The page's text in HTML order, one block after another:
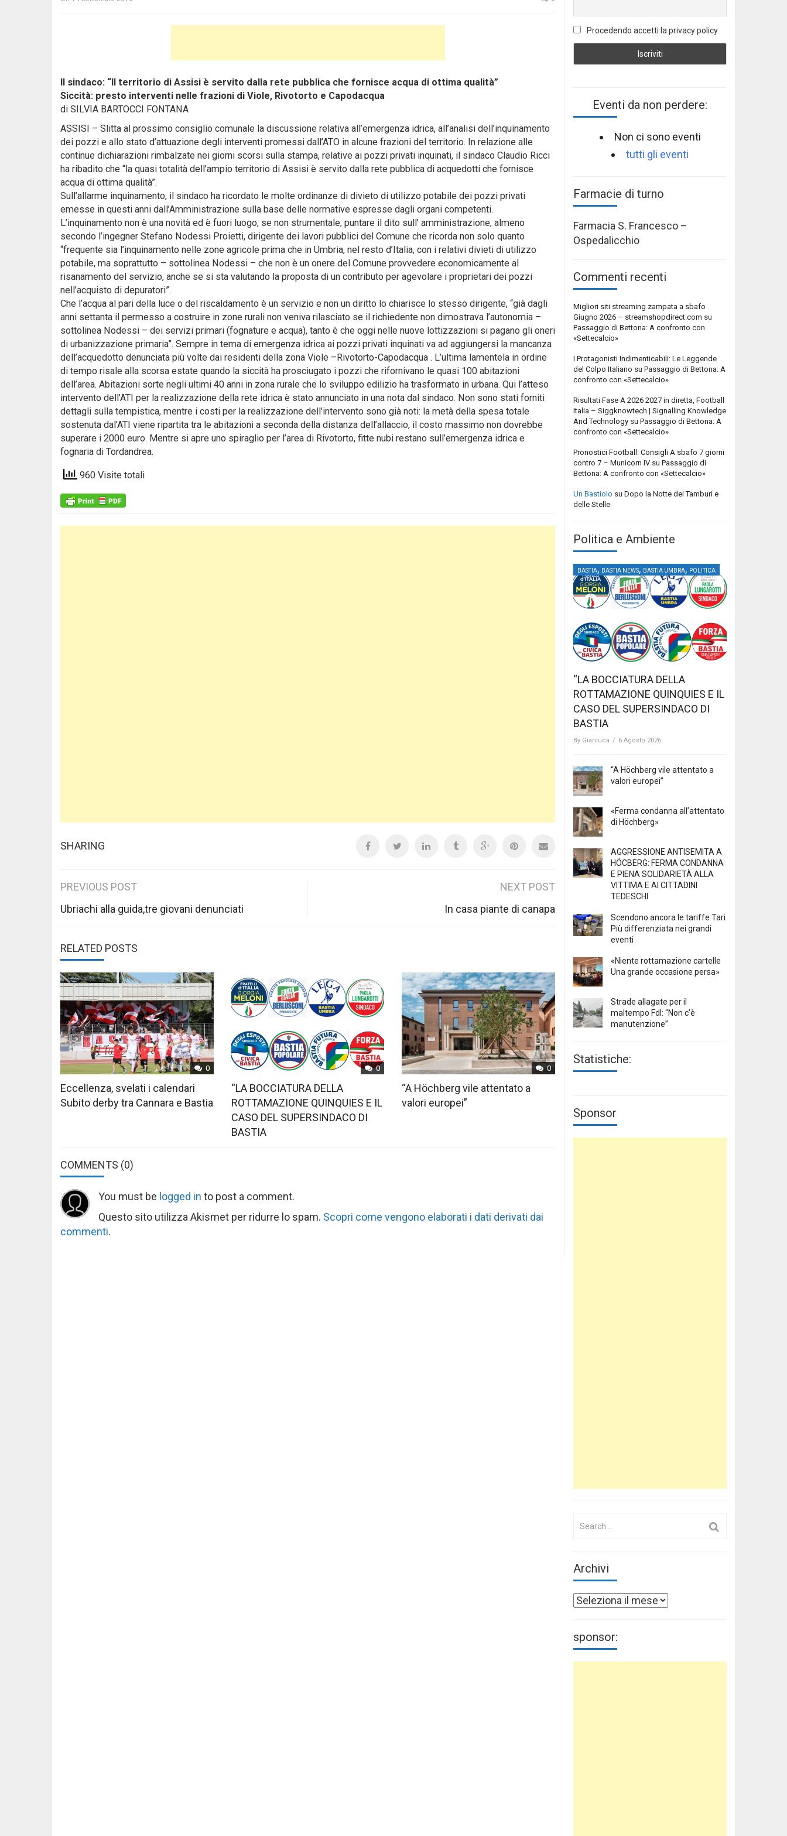
Il sindaco: “Il territorio di Assisi è servito dalla rete pubblica che fornisce acqua di ottima qualità”
Siccità: presto interventi nelle frazioni di Viole, Rivotorto e Capodacqua
di SILVIA BARTOCCI FONTANA
ASSISI – Slitta al prossimo consiglio comunale la discussione relativa all’emergenza idrica, all’analisi dell’inquinamento
dei pozzi e allo stato d’attuazione degli interventi promessi dall’ATO in alcune frazioni del territorio. In relazione alle
continue dichiarazioni rimbalzate nei giorni scorsi sulla stampa, relative ai pozzi privati inquinati, il sindaco Claudio Ricci
ha ribadito che “la quasi totalità dell’ampio territorio di Assisi è servito dalla rete pubblica di acquedotti che fornisce
acqua di ottima qualità”.
Sull’allarme inquinamento, il sindaco ha ricordato le molte ordinanze di divieto di utilizzo potabile dei pozzi privati
emesse in questi anni dall’Amministrazione sulla base delle normative espresse dagli organi competenti.
L’inquinamento non è una novità ed è fuori luogo, se non strumentale, puntare il dito sull’ amministrazione, almeno
secondo l’ingegner Stefano Nodessi Proietti, dirigente dei lavori pubblici del Comune che ricorda non solo quanto
“frequente sia l’inquinamento nelle zone agricole prima che in Umbria, nel resto d’Italia, con i relativi divieti di utilizzo
potabile, ma soprattutto – sottolinea Nodessi – che non è un onere del Comune provvedere economicamente al
risanamento del servizio, anche se si sta valutando la proposta di un contributo per agevolare i proprietari dei pozzi
nell’acquisto di depuratori”.
Che l’acqua al pari della luce o del riscaldamento è un servizio e non un diritto lo chiarisce lo stesso dirigente, “già dagli
anni settanta il permesso a costruire in zone rurali non veniva rilasciato se il richiedente non dimostrava l’autonomia –
sottolinea Nodessi – dei servizi primari (fognature e acqua), tanto è che oggi nelle nuove lottizzazioni si pagano gli oneri
di urbanizzazione primaria”. Sempre in tema di emergenza idrica ai pozzi privati inquinati va ad aggiungersi la mancanza
dell’acquedotto denunciata più volte dai residenti della zona Viole –Rivotorto-Capodacqua . L’ultima lamentela in ordine
di tempo risale alla scorsa estate quando la siccità ha prosciugato i pozzi che rifornivano le quasi 100 abitazioni
dell’area. Abitazioni sorte negli ultimi 40 anni in zona rurale che lo sviluppo edilizio ha trasformato in urbana. Qui l’atteso
intervento dell’ATI per la realizzazione della rete idrica è stato annunciato in una nota dal sindaco. Non sono stati forniti
dettagli sulla tempistica, mentre i costi per la realizzazione dell’intervento sono già noti: la metà della spesa totale
sostenuta dal’ATI viene ripartita tra le abitazioni a seconda della distanza dell’allaccio, il costo massimo non dovrebbe
superare i 2000 euro. Mentre si apre uno spiraglio per l’area di Rivotorto, fitte nubi restano sull’emergenza idrica e
fognaria di Tordandrea.
960 Visite totali
SHARING
Post
navigation
PREVIOUS POST
Ubriachi alla guida,tre giovani denunciati
NEXT POST
In casa piante di canapa
RELATED POSTS
0
Eccellenza, svelati i calendari
Subito derby tra Cannara e Bastia
0
“LA BOCCIATURA DELLA
ROTTAMAZIONE QUINQUIES E IL
CASO DEL SUPERSINDACO DI
BASTIA
0
“A Höchberg vile attentato a
valori europei”
COMMENTS (0)
You must be logged in to post a comment.
Questo sito utilizza Akismet per ridurre lo spam. Scopri come vengono elaborati i dati derivati dai
commenti.
Procedendo accetti la privacy policy
Eventi da non perdere:
Non ci sono eventi
tutti gli eventi
Farmacie di turno
Farmacia S. Francesco –
Ospedalicchio
Commenti recenti
Migliori siti streaming zampata a sbafo
Giugno 2026 – streamshopdirect.com su
Passaggio di Bettona: A confronto con
«Settecalcio»
I Protagonisti Indimenticabili: Le Leggende
del Colpo Italiano su Passaggio di Bettona: A
confronto con «Settecalcio»
Risultati Fase A 2026 2027 in diretta, Football
Italia – Siggknowtech | Signalling Knowledge
And Technology su Passaggio di Bettona: A
confronto con «Settecalcio»
Pronostici Football: Consigli A sbafo 7 giorni
contro 7 – Municorn IV su Passaggio di
Bettona: A confronto con «Settecalcio»
Un Bastiolo su Dopo la Notte dei Tamburi e
delle Stelle
Politica e Ambiente
BASTIA, BASTIA NEWS, BASTIA UMBRA, POLITICA
“LA BOCCIATURA DELLA
ROTTAMAZIONE QUINQUIES E IL
CASO DEL SUPERSINDACO DI
BASTIA
By Gianluca / 6 Agosto 2026
“A Höchberg vile attentato a
valori europei”
«Ferma condanna all’attentato
di Höchberg»
AGGRESSIONE ANTISEMITA A
HÖCBERG: FERMA CONDANNA
E PIENA SOLIDARIETÀ ALLA
VITTIMA E AI CITTADINI
TEDESCHI
Scendono ancora le tariffe Tari
Più differenziata nei grandi
eventi
«Niente rottamazione cartelle
Una grande occasione persa»
Strade allagate per il
maltempo FdI: “Non c’è
manutenzione”
Statistiche:
Sponsor
Archivi
Archivi
sponsor: